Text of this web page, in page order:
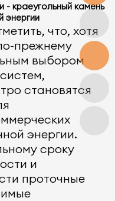
краеугольный камень
энергии
что, хотя
прежнему
выбором
становятся
энергии.
сроку
и
проточные